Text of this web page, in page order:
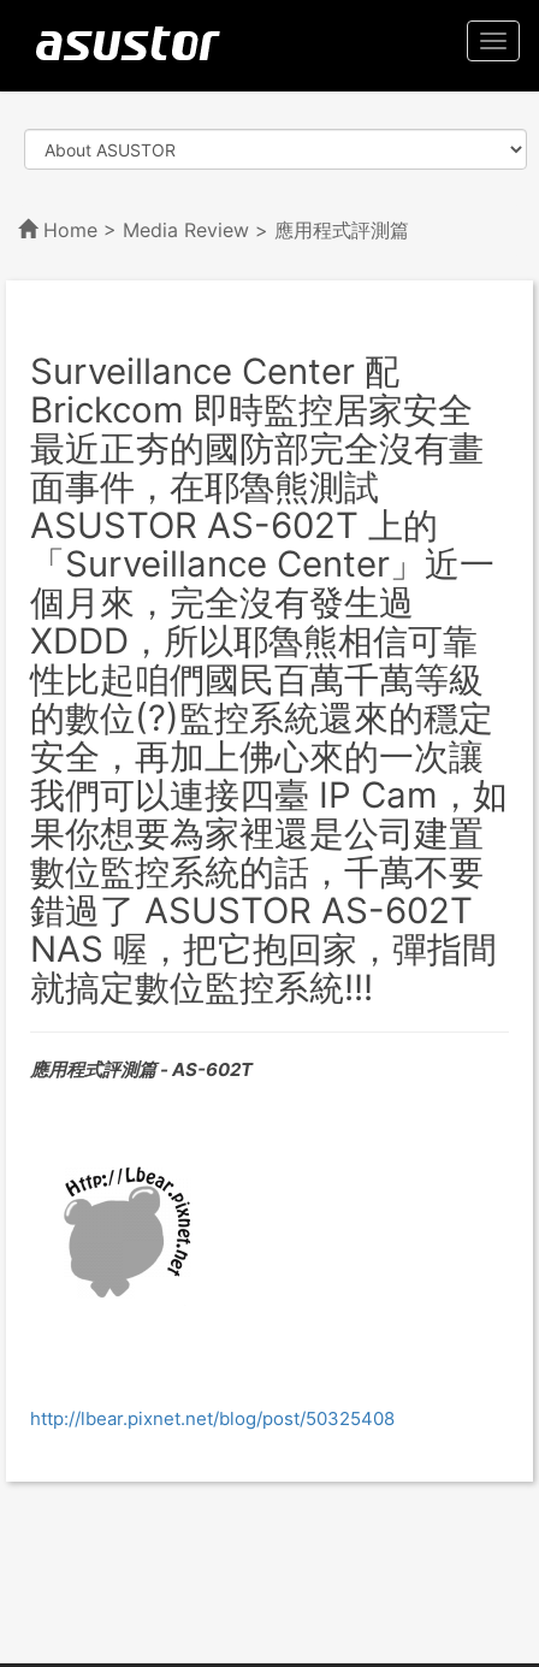
Home > Media Review > 應用程式評測篇
Surveillance Center 配
Brickcom 即時監控居家安全
最近正夯的國防部完全沒有畫
面事件，在耶魯熊測試
ASUSTOR AS-602T 上的
「Surveillance Center」近一
個月來，完全沒有發生過
XDDD，所以耶魯熊相信可靠
性比起咱們國民百萬千萬等級
的數位(?)監控系統還來的穩定
安全，再加上佛心來的一次讓
我們可以連接四臺 IP Cam，如
果你想要為家裡還是公司建置
數位監控系統的話，千萬不要
錯過了 ASUSTOR AS-602T
NAS 喔，把它抱回家，彈指間
就搞定數位監控系統!!!
應用程式評測篇 - AS-602T
http://lbear.pixnet.net/blog/post/50325408